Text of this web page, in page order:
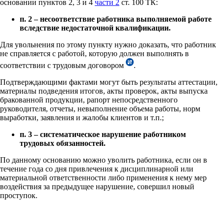
основании пунктов 2, 3 и 4 части 2 ст. 100 ТК:
п. 2 – несоответствие работника выполняемой работе
вследствие недостаточной квалификации.
Для увольнения по этому пункту нужно доказать, что работник
не справляется с работой, которую должен выполнять в
соответствии с трудовым договором
.
Подтверждающими фактами могут быть результаты аттестации,
материалы подведения итогов, акты проверок, акты выпуска
бракованной продукции, рапорт непосредственного
руководителя, отчеты, невыполнение объема работы, норм
выработки, заявления и жалобы клиентов и т.п.;
п. 3 – систематическое нарушение работником
трудовых обязанностей.
По данному основанию можно уволить работника, если он в
течение года со дня привлечения к дисциплинарной или
материальной ответственности либо применения к нему мер
воздействия за предыдущее нарушение, совершил новый
проступок.